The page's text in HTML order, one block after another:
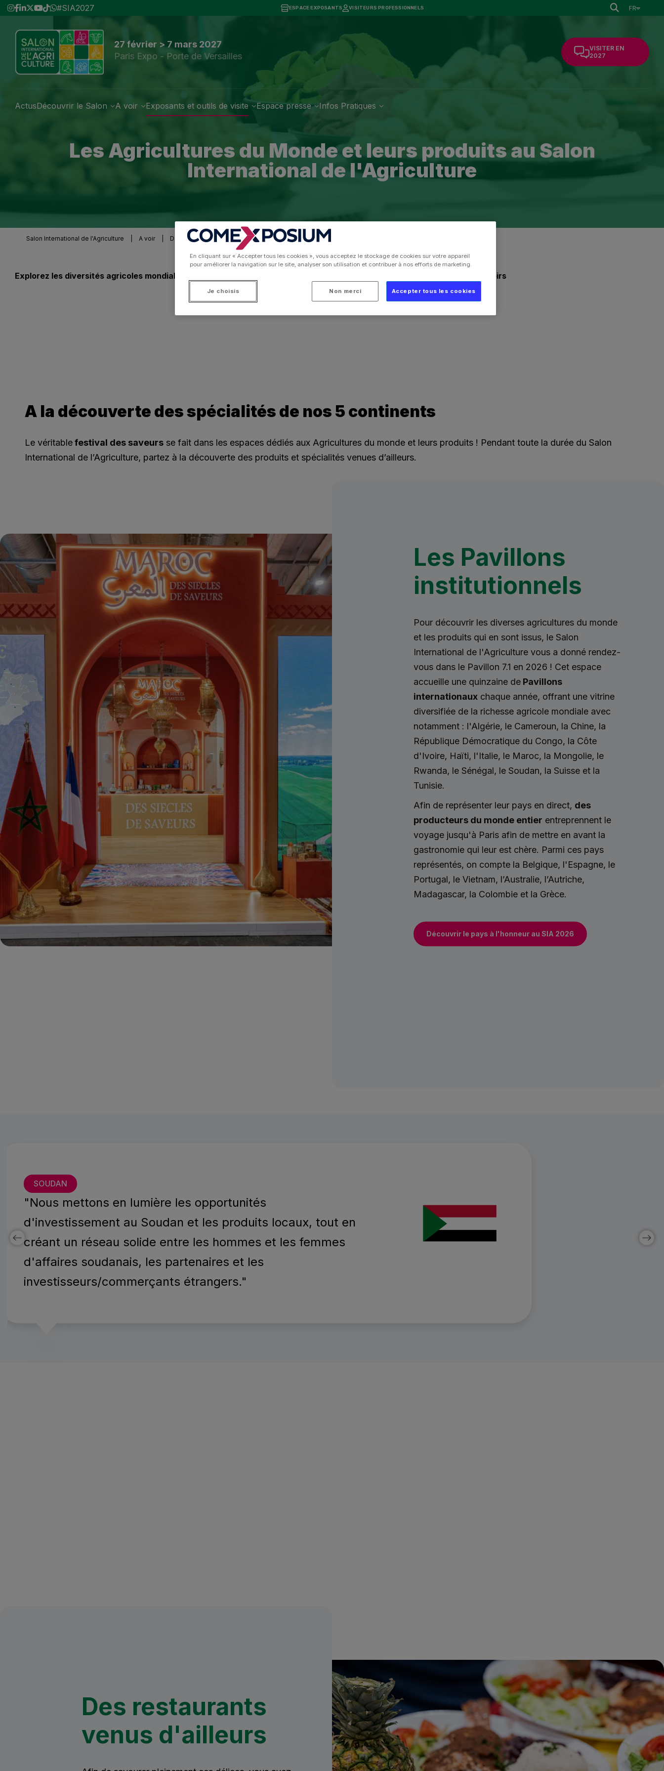
#SIA2027 ESPACE EXPOSANTS VISITEURS PROFESSIONNELS FR
27 février > 7 mars 2027
Paris Expo - Porte de Versailles
VISITER EN
2027
ActusDécouvrir le Salon A voir Exposants et outils de visite Espace presse Infos Pratiques
Les Agricultures du Monde et leurs produits au Salon
International de l'Agriculture
Salon International de l'Agriculture A voir Découvrir les produits des régions et du monde Produits et saveurs du Monde
Explorez les diversités agricoles mondiales au Salon de l'Agriculture, un voyage gustatif à travers les cultures et les terroirs
A la découverte des spécialités de nos 5 continents
Le véritablefestival des saveurs se fait dans les espaces dédiés aux Agricultures du monde et leurs produits ! Pendant toute la durée du Salon
International de l’Agriculture, partez à la découverte des produits et spécialités venues d’ailleurs.
Les Pavillons
institutionnels
Pour découvrir les diverses agricultures du monde
et les produits qui en sont issus, le Salon
International de l'Agriculture vous a donné rendez-
vous dans le Pavillon 7.1 en 2026 ! Cet espace
accueille une quinzaine de Pavillons
internationaux chaque année, offrant une vitrine
diversifiée de la richesse agricole mondiale avec
notamment : l'Algérie, le Cameroun, la Chine, la
République Démocratique du Congo, la Côte
d'Ivoire, Haïti, l'Italie, le Maroc, la Mongolie, le
Rwanda, le Sénégal, le Soudan, la Suisse et la
Tunisie.
Afin de représenter leur pays en direct, des
producteurs du monde entier entreprennent le
voyage jusqu'à Paris afin de mettre en avant la
gastronomie qui leur est chère. Parmi ces pays
représentés, on compte la Belgique, l'Espagne, le
Portugal, le Vietnam, l’Australie, l’Autriche,
Madagascar, la Colombie et la Grèce.
Découvrir le pays à l'honneur au SIA 2026
SOUDAN
"Nous mettons en lumière les opportunités
d'investissement au Soudan et les produits locaux, tout en
créant un réseau solide entre les hommes et les femmes
d'affaires soudanais, les partenaires et les
investisseurs/commerçants étrangers."
Des restaurants
venus d'ailleurs
En cliquant sur « Accepter tous les cookies », vous acceptez le stockage de cookies sur votre appareil
pour améliorer la navigation sur le site, analyser son utilisation et contribuer à nos efforts de marketing.
Je choisis Non merci Accepter tous les cookies